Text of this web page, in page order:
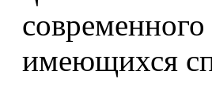
имеющихся